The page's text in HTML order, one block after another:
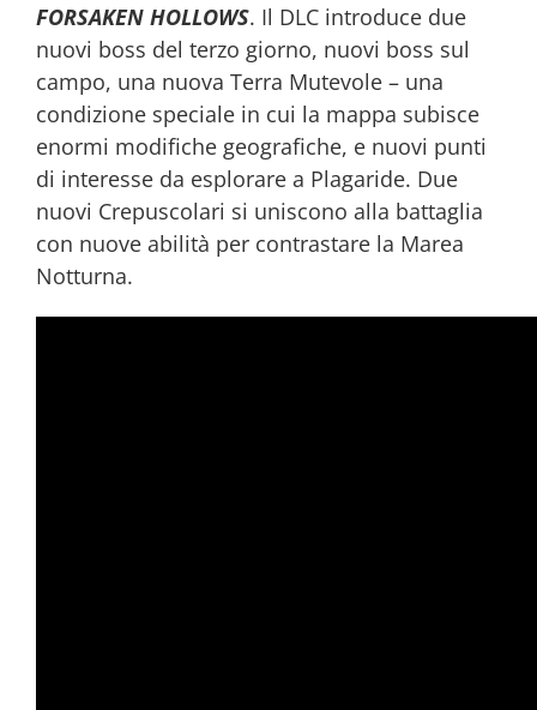
FORSAKEN HOLLOWS. Il DLC introduce due
nuovi boss del terzo giorno, nuovi boss sul
campo, una nuova Terra Mutevole – una
condizione speciale in cui la mappa subisce
enormi modifiche geografiche, e nuovi punti
di interesse da esplorare a Plagaride. Due
nuovi Crepuscolari si uniscono alla battaglia
con nuove abilità per contrastare la Marea
Notturna.